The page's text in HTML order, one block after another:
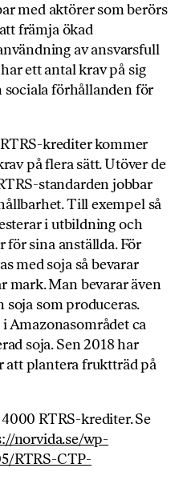
med aktörer som berörs
främja ökad
av ansvarsfull
ett antal krav på sig
sociala förhållanden för
krediter kommer
på flera sätt. Utöver de
standarden jobbar
Till exempel så
i utbildning och
sina anställda. För
med soja så bevarar
mark. Man bevarar även
som produceras.
Amazonasområdet ca
soja. Sen 2018 har
att plantera fruktträd på
RTRS-krediter. Se
norvida.se/wp-
RTRS-CTP-